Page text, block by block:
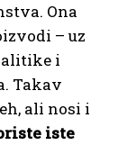
Ona
– uz
i
Takav
ali nosi i
iste